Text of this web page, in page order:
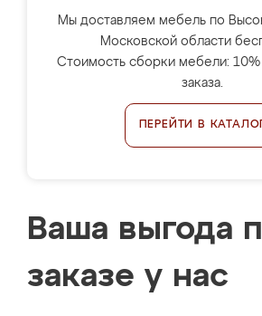
Мы доставляем мебель по
Московской области
Стоимость сборки мебели: 10%
заказа.
ПЕРЕЙТИ В
Ваша выгода
заказе у нас